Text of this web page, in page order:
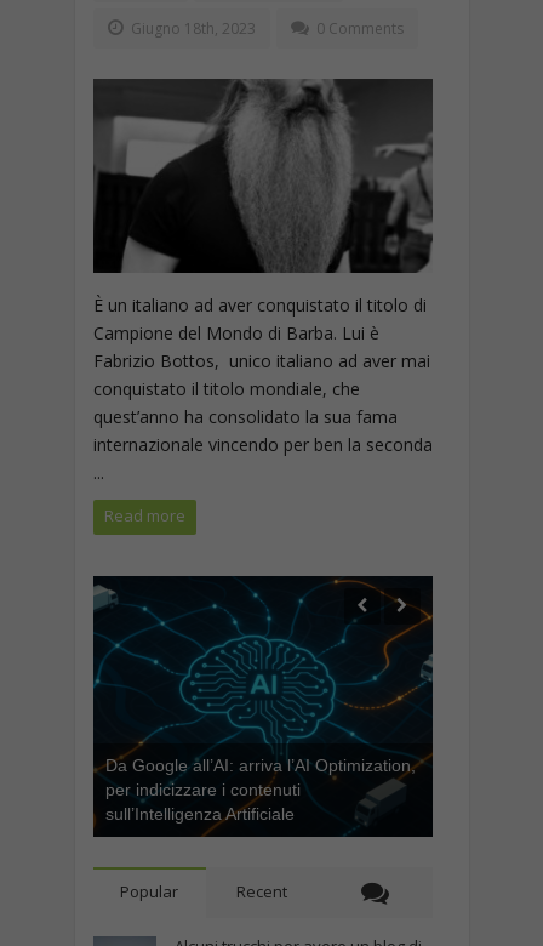
Giugno 18th, 2023 0 Comments
È un italiano ad aver conquistato il titolo di
Campione del Mondo di Barba. Lui è
Fabrizio Bottos, unico italiano ad aver mai
conquistato il titolo mondiale, che
quest’anno ha consolidato la sua fama
internazionale vincendo per ben la seconda
...
Read more
Da Google all’AI: arriva l’AI Optimization,
per indicizzare i contenuti
sull’Intelligenza Artificiale
Popular Recent